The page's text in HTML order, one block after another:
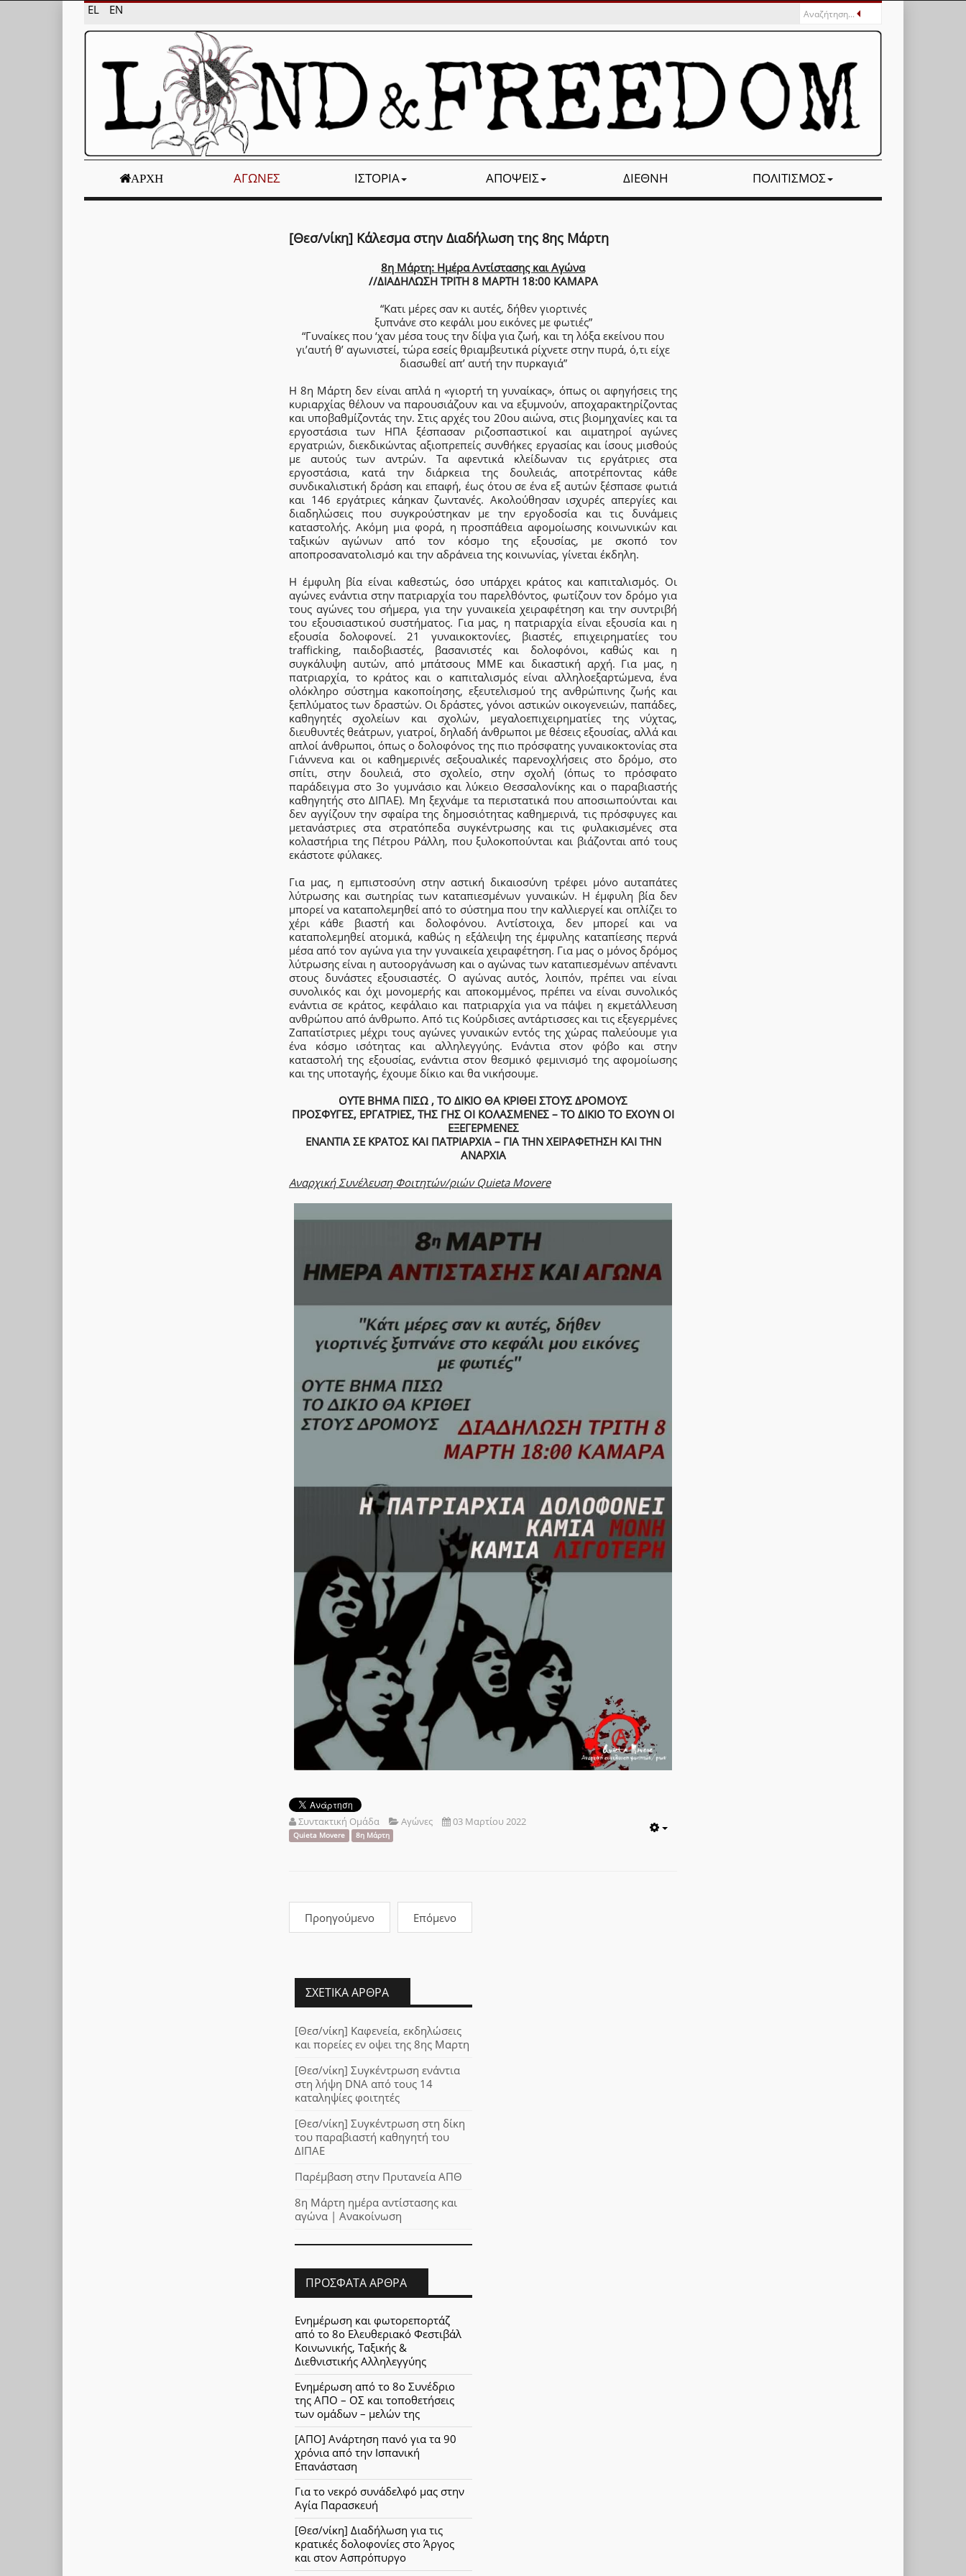
EL EN
ΑΡΧΉ ΑΓΏΝΕΣ ΙΣΤΟΡΊΑ ΑΠΌΨΕΙΣ ΔΙΕΘΝΉ ΠΟΛΙΤΙΣΜΌΣ
[Θεσ/νίκη] Kάλεσμα στην Διαδήλωση της 8ης Μάρτη
8η Μάρτη: Ημέρα Αντίστασης και Αγώνα
//ΔΙΑΔΗΛΩΣΗ ΤΡΙΤΗ 8 ΜΑΡΤΗ 18:00 ΚΑΜΑΡΑ
“Κατι μέρες σαν κι αυτές, δήθεν γιορτινές
ξυπνάνε στο κεφάλι μου εικόνες με φωτιές”
“Γυναίκες που ‘χαν μέσα τους την δίψα για ζωή, και τη λόξα εκείνου που
γι’αυτή θ’ αγωνιστεί, τώρα εσείς θριαμβευτικά ρίχνετε στην πυρά, ό,τι είχε
διασωθεί απ’ αυτή την πυρκαγιά”
Η 8η Μάρτη δεν είναι απλά η «γιορτή τη γυναίκας», όπως οι αφηγήσεις της
κυριαρχίας θέλουν να παρουσιάζουν και να εξυμνούν, αποχαρακτηρίζοντας
και υποβαθμίζοντάς την. Στις αρχές του 20ου αιώνα, στις βιομηχανίες και τα
εργοστάσια των ΗΠΑ ξέσπασαν ριζοσπαστικοί και αιματηροί αγώνες
εργατριών, διεκδικώντας αξιοπρεπείς συνθήκες εργασίας και ίσους μισθούς
με αυτούς των αντρών. Τα αφεντικά κλείδωναν τις εργάτριες στα
εργοστάσια, κατά την διάρκεια της δουλειάς, αποτρέποντας κάθε
συνδικαλιστική δράση και επαφή, έως ότου σε ένα εξ αυτών ξέσπασε φωτιά
και 146 εργάτριες κάηκαν ζωντανές. Ακολούθησαν ισχυρές απεργίες και
διαδηλώσεις που συγκρούστηκαν με την εργοδοσία και τις δυνάμεις
καταστολής. Ακόμη μια φορά, η προσπάθεια αφομοίωσης κοινωνικών και
ταξικών αγώνων από τον κόσμο της εξουσίας, με σκοπό τον
αποπροσανατολισμό και την αδράνεια της κοινωνίας, γίνεται έκδηλη.
Η έμφυλη βία είναι καθεστώς, όσο υπάρχει κράτος και καπιταλισμός. Οι
αγώνες ενάντια στην πατριαρχία του παρελθόντος, φωτίζουν τον δρόμο για
τους αγώνες του σήμερα, για την γυναικεία χειραφέτηση και την συντριβή
του εξουσιαστικού συστήματος. Για μας, η πατριαρχία είναι εξουσία και η
εξουσία δολοφονεί. 21 γυναικοκτονίες, βιαστές, επιχειρηματίες του
trafficking, παιδοβιαστές, βασανιστές και δολοφόνοι, καθώς και η
συγκάλυψη αυτών, από μπάτσους ΜΜΕ και δικαστική αρχή. Για μας, η
πατριαρχία, το κράτος και ο καπιταλισμός είναι αλληλοεξαρτώμενα, ένα
ολόκληρο σύστημα κακοποίησης, εξευτελισμού της ανθρώπινης ζωής και
ξεπλύματος των δραστών. Οι δράστες, γόνοι αστικών οικογενειών, παπάδες,
καθηγητές σχολείων και σχολών, μεγαλοεπιχειρηματίες της νύχτας,
διευθυντές θεάτρων, γιατροί, δηλαδή άνθρωποι με θέσεις εξουσίας, αλλά και
απλοί άνθρωποι, όπως ο δολοφόνος της πιο πρόσφατης γυναικοκτονίας στα
Γιάννενα και οι καθημερινές σεξουαλικές παρενοχλήσεις στο δρόμο, στο
σπίτι, στην δουλειά, στο σχολείο, στην σχολή (όπως το πρόσφατο
παράδειγμα στο 3ο γυμνάσιο και λύκειο Θεσσαλονίκης και ο παραβιαστής
καθηγητής στο ΔΙΠΑΕ). Μη ξεχνάμε τα περιστατικά που αποσιωπούνται και
δεν αγγίζουν την σφαίρα της δημοσιότητας καθημερινά, τις πρόσφυγες και
μετανάστριες στα στρατόπεδα συγκέντρωσης και τις φυλακισμένες στα
κολαστήρια της Πέτρου Ράλλη, που ξυλοκοπούνται και βιάζονται από τους
εκάστοτε φύλακες.
Για μας, η εμπιστοσύνη στην αστική δικαιοσύνη τρέφει μόνο αυταπάτες
λύτρωσης και σωτηρίας των καταπιεσμένων γυναικών. Η έμφυλη βία δεν
μπορεί να καταπολεμηθεί από το σύστημα που την καλλιεργεί και οπλίζει το
χέρι κάθε βιαστή και δολοφόνου. Αντίστοιχα, δεν μπορεί και να
καταπολεμηθεί ατομικά, καθώς η εξάλειψη της έμφυλης καταπίεσης περνά
μέσα από τον αγώνα για την γυναικεία χειραφέτηση. Για μας ο μόνος δρόμος
λύτρωσης είναι η αυτοοργάνωση και ο αγώνας των καταπιεσμένων απέναντι
στους δυνάστες εξουσιαστές. Ο αγώνας αυτός, λοιπόν, πρέπει ναι είναι
συνολικός και όχι μονομερής και αποκομμένος, πρέπει να είναι συνολικός
ενάντια σε κράτος, κεφάλαιο και πατριαρχία για να πάψει η εκμετάλλευση
ανθρώπου από άνθρωπο. Από τις Κούρδισες αντάρτισσες και τις εξεγερμένες
Ζαπατίστριες μέχρι τους αγώνες γυναικών εντός της χώρας παλεύουμε για
ένα κόσμο ισότητας και αλληλεγγύης. Ενάντια στον φόβο και στην
καταστολή της εξουσίας, ενάντια στον θεσμικό φεμινισμό της αφομοίωσης
και της υποταγής, έχουμε δίκιο και θα νικήσουμε.
ΟΥΤΕ ΒΗΜΑ ΠΙΣΩ , ΤΟ ΔΙΚΙΟ ΘΑ ΚΡΙΘΕΙ ΣΤΟΥΣ ΔΡΟΜΟΥΣ
ΠΡΟΣΦΥΓΕΣ, ΕΡΓΑΤΡΙΕΣ, ΤΗΣ ΓΗΣ ΟΙ ΚΟΛΑΣΜΕΝΕΣ – ΤΟ ΔΙΚΙΟ ΤΟ ΕΧΟΥΝ ΟΙ
ΕΞΕΓΕΡΜΕΝΕΣ
ΕΝΑΝΤΙΑ ΣΕ ΚΡΑΤΟΣ ΚΑΙ ΠΑΤΡΙΑΡΧΙΑ – ΓΙΑ ΤΗΝ ΧΕΙΡΑΦΕΤΗΣΗ ΚΑΙ ΤΗΝ
ΑΝΑΡΧΙΑ
Αναρχική Συνέλευση Φοιτητών/ριών Quieta Movere
Συντακτική Ομάδα Αγώνες 03 Μαρτίου 2022
Quieta Movere 8η Μάρτη
Προηγούμενο Επόμενο
ΣΧΕΤΙΚΆ ΆΡΘΡΑ
[Θεσ/νίκη] Καφενεία, εκδηλώσεις
και πορείες εν οψει της 8ης Μαρτη
[Θεσ/νίκη] Συγκέντρωση ενάντια
στη λήψη DNA από τους 14
καταληψίες φοιτητές
[Θεσ/νίκη] Συγκέντρωση στη δίκη
του παραβιαστή καθηγητή του
ΔΙΠΑΕ
Παρέμβαση στην Πρυτανεία ΑΠΘ
8η Μάρτη ημέρα αντίστασης και
αγώνα | Ανακοίνωση
ΠΡΌΣΦΑΤΑ ΆΡΘΡΑ
Ενημέρωση και φωτορεπορτάζ
από το 8ο Ελευθεριακό Φεστιβάλ
Κοινωνικής, Ταξικής &
Διεθνιστικής Αλληλεγγύης
Ενημέρωση από το 8ο Συνέδριο
της ΑΠΟ – ΟΣ και τοποθετήσεις
των ομάδων – μελών της
[ΑΠΟ] Ανάρτηση πανό για τα 90
χρόνια από την Ισπανική
Επανάσταση
Για το νεκρό συνάδελφό μας στην
Αγία Παρασκευή
[Θεσ/νίκη] Διαδήλωση για τις
κρατικές δολοφονίες στο Άργος
και στον Ασπρόπυργο